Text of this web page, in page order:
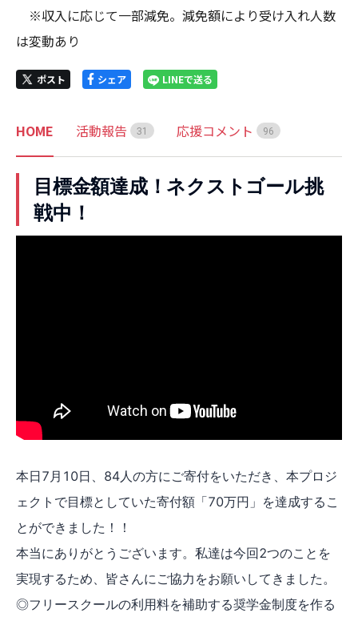
※収入に応じて一部減免。減免額により受け入れ人数
は変動あり
ポスト シェア LINEで送る
HOME 活動報告 31 応援コメント 96
目標金額達成！ネクストゴール挑
戦中！
本日7月10日、84人の方にご寄付をいただき、本プロジ
ェクトで目標としていた寄付額「70万円」を達成するこ
とができました！！
本当にありがとうございます。 私達は今回2つのことを
実現するため、皆さんにご協力をお願いしてきました。
◎フリースクールの利用料を補助する奨学金制度を作る